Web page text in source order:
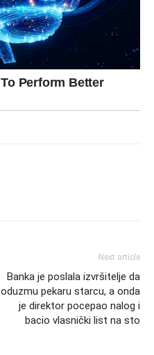
Next article
Banka je poslala izvršitelje da
oduzmu pekaru starcu, a onda
je direktor pocepao nalog i
bacio vlasnički list na sto